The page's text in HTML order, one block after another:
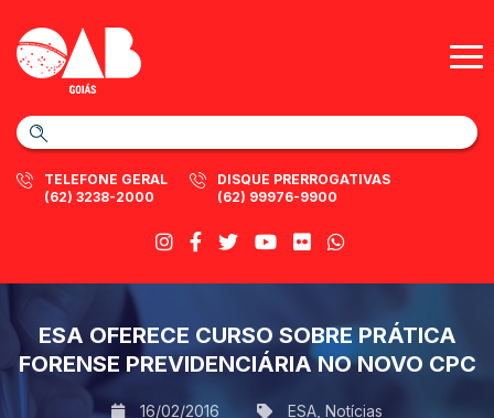
TELEFONE GERAL
(62) 3238-2000
DISQUE PRERROGATIVAS
(62) 99976-9900
ESA OFERECE CURSO SOBRE PRÁTICA
FORENSE PREVIDENCIÁRIA NO NOVO CPC
16/02/2016 ESA Notícias